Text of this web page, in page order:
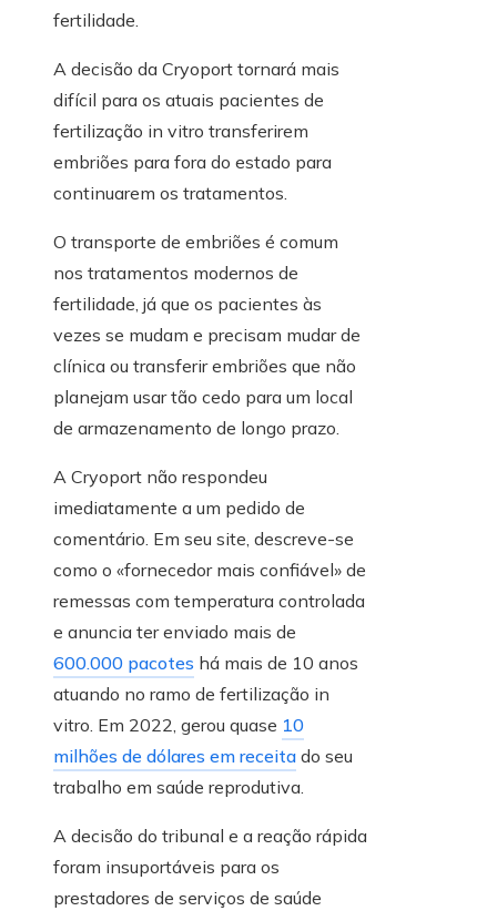
fertilidade.
A decisão da Cryoport tornará mais
difícil para os atuais pacientes de
fertilização in vitro transferirem
embriões para fora do estado para
continuarem os tratamentos.
O transporte de embriões é comum
nos tratamentos modernos de
fertilidade, já que os pacientes às
vezes se mudam e precisam mudar de
clínica ou transferir embriões que não
planejam usar tão cedo para um local
de armazenamento de longo prazo.
A Cryoport não respondeu
imediatamente a um pedido de
comentário. Em seu site, descreve-se
como o «fornecedor mais confiável» de
remessas com temperatura controlada
e anuncia ter enviado mais de
600.000 pacotes há mais de 10 anos
atuando no ramo de fertilização in
vitro. Em 2022, gerou quase 10
milhões de dólares em receita do seu
trabalho em saúde reprodutiva.
A decisão do tribunal e a reação rápida
foram insuportáveis ​​para os
prestadores de serviços de saúde